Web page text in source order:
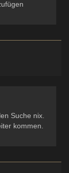
Suche nix.
kommen.